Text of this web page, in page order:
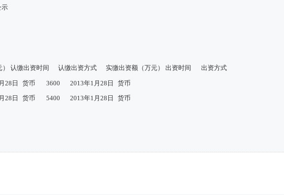
示
认缴出资时间 认缴出资方式 实缴出资额（万元） 出资时间 出资方式
28日 货币 3600 2013年1月28日 货币
28日 货币 5400 2013年1月28日 货币